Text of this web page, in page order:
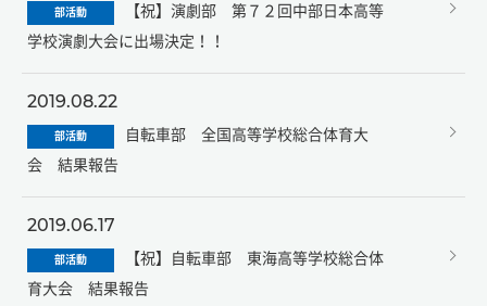
部活動
【祝】演劇部 第７２回中部日本高等
学校演劇大会に出場決定！！
2019.08.22
部活動
自転車部 全国高等学校総合体育大
会 結果報告
2019.06.17
部活動
【祝】自転車部 東海高等学校総合体
育大会 結果報告